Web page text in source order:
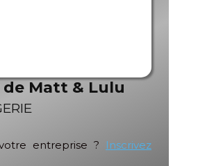
Matt & Lulu
entreprise ?
Inscrivez